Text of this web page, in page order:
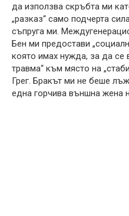
да използва скръбта ми
„разказ“ само подчерта
съпруга ми.
Бен ми предостави
която имах нужда, за да се
травма“ към място на
Грег. Бракът ми не беше
една горчива външна жена